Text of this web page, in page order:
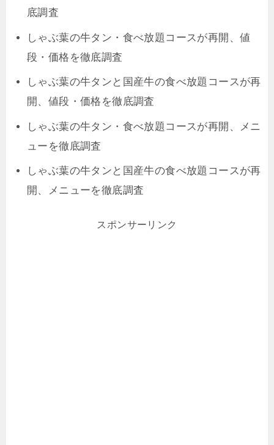
底調査
しゃぶ葉の牛タン・食べ放題コースが再開、値
段・価格を徹底調査
しゃぶ葉の牛タンと国産牛の食べ放題コースが再
開、値段・価格を徹底調査
しゃぶ葉の牛タン・食べ放題コースが再開、メニ
ューを徹底調査
しゃぶ葉の牛タンと国産牛の食べ放題コースが再
開、メニューを徹底調査
スポンサーリンク